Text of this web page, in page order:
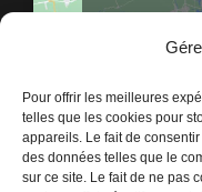
Pour offrir les meilleures
telles que les cookies pour
appareils. Le fait de
des données telles que le
sur ce site. Le fait de ne pas